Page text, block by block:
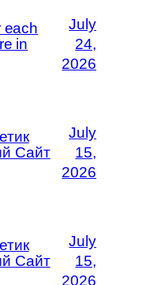
each
in
July
24,
2026
Сайт
July
15,
2026
Сайт
July
15,
2026